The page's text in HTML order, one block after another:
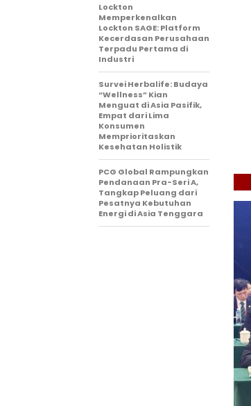
Lockton
Memperkenalkan
Lockton SAGE: Platform
Kecerdasan Perusahaan
Terpadu Pertama di
Industri
Survei Herbalife: Budaya
“Wellness” Kian
Menguat di Asia Pasifik,
Empat dari Lima
Konsumen
Memprioritaskan
Kesehatan Holistik
PCG Global Rampungkan
Pendanaan Pra-Seri A,
Tangkap Peluang dari
Pesatnya Kebutuhan
Energi di Asia Tenggara